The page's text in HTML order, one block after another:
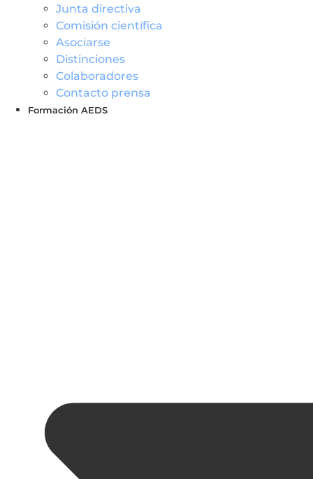
Junta directiva
Comisión científica
Asociarse
Distinciones
Colaboradores
Contacto prensa
Formación AEDS